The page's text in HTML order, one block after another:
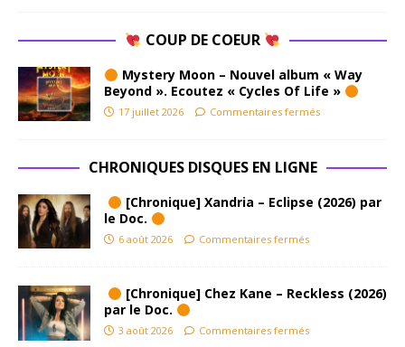
COUP DE COEUR
Mystery Moon – Nouvel album « Way
Beyond ». Ecoutez « Cycles Of Life »
17 juillet 2026 Commentaires fermés
CHRONIQUES DISQUES EN LIGNE
[Chronique] Xandria – Eclipse (2026) par
le Doc.
6 août 2026 Commentaires fermés
[Chronique] Chez Kane – Reckless (2026)
par le Doc.
3 août 2026 Commentaires fermés